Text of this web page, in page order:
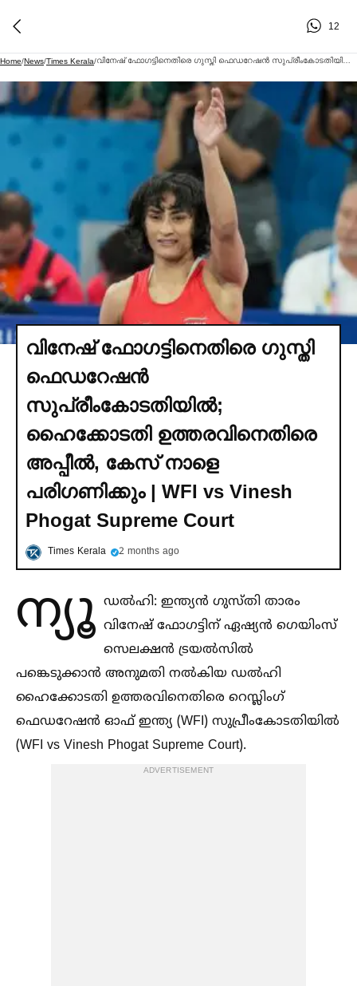
12
Home/News/Times Kerala/
വിനേഷ് ഫോഗട്ടിനെതിരെ ഗുസ്തി
ഫെഡറേഷൻ
സുപ്രീംകോടതിയില്‍;
ഹൈക്കോടതി ഉത്തരവിനെതിരെ
അപ്പീല്‍, കേസ് നാളെ
പരിഗണിക്കും | WFI vs Vinesh
Phogat Supreme Court
Times Kerala 2 months ago
ന്യൂ ഡല്‍ഹി: ഇന്ത്യൻ ഗുസ്തി താരം
വിനേഷ് ഫോഗട്ടിന് ഏഷ്യൻ ഗെയിംസ്
സെലക്ഷൻ ട്രയല്‍സില്‍
പങ്കെടുക്കാൻ അനുമതി നല്‍കിയ ഡല്‍ഹി
ഹൈക്കോടതി ഉത്തരവിനെതിരെ റെസ്ലിംഗ്
ഫെഡറേഷൻ ഓഫ് ഇന്ത്യ (WFI) സുപ്രീംകോടതിയില്‍
(WFI vs Vinesh Phogat Supreme Court).
ADVERTISEMENT